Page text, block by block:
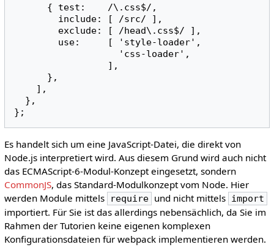
Es handelt sich um eine JavaScript-Datei, die direkt von
Node.js interpretiert wird. Aus diesem Grund wird auch nicht
das ECMAScript-6-Modul-Konzept eingesetzt, sondern
CommonJS, das Standard-Modulkonzept vom Node. Hier
werden Module mittels
require und nicht mittels import
importiert. Für Sie ist das allerdings nebensächlich, da Sie im
Rahmen der Tutorien keine eigenen komplexen
Konfigurationsdateien für webpack implementieren werden.